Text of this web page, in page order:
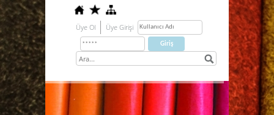
Üye Ol Üye Girişi